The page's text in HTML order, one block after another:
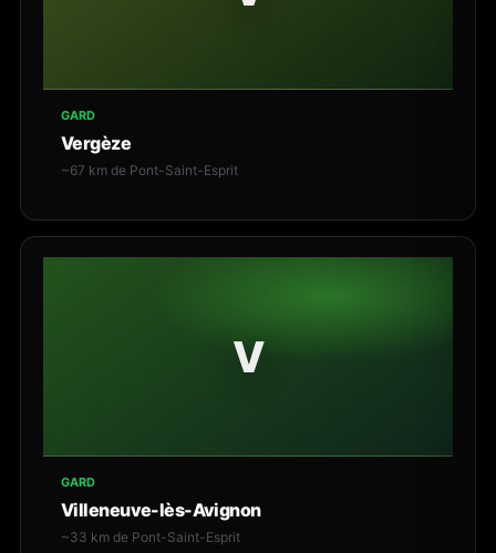
GARD
Vergèze
~67 km de Pont-Saint-Esprit
V
GARD
Villeneuve-lès-Avignon
~33 km de Pont-Saint-Esprit